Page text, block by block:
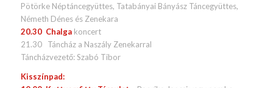
Pötörke Néptáncegyüttes, Tatabányai Bányász Táncegyüttes,
Németh Dénes és Zenekara
20.30 Chalgakoncert
21.30 Táncház a Naszály Zenekarral
Táncházvezető: Szabó Tibor
Kisszínpad: